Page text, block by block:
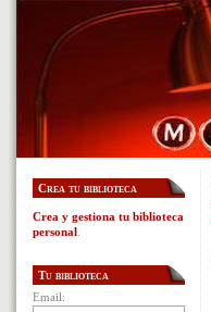
Crea tu biblioteca
Crea y gestiona tu biblioteca
personal
Tu biblioteca
Email: